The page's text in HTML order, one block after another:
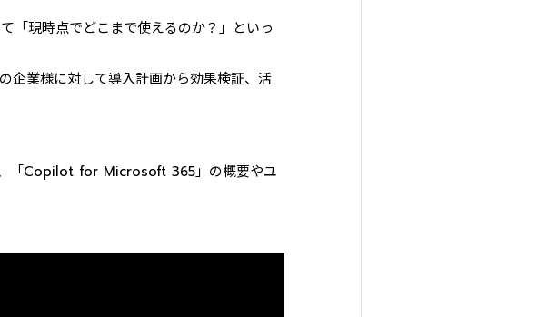
現時点でどこまで使えるのか？」といっ
業様に対して導入計画から効果検証、活
、「Copilot for Microsoft 365」の概要やユ